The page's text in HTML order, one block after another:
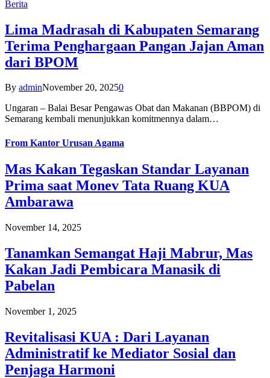
Berita
Lima Madrasah di Kabupaten Semarang
Terima Penghargaan Pangan Jajan Aman
dari BPOM
By adminNovember 20, 20250
Ungaran – Balai Besar Pengawas Obat dan Makanan (BBPOM) di
Semarang kembali menunjukkan komitmennya dalam…
From Kantor Urusan Agama
Mas Kakan Tegaskan Standar Layanan
Prima saat Monev Tata Ruang KUA
Ambarawa
November 14, 2025
Tanamkan Semangat Haji Mabrur, Mas
Kakan Jadi Pembicara Manasik di
Pabelan
November 1, 2025
Revitalisasi KUA : Dari Layanan
Administratif ke Mediator Sosial dan
Penjaga Harmoni